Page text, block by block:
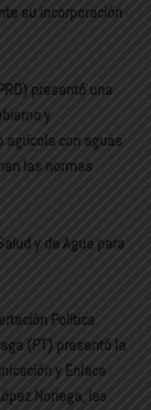
su incorporación
presentó una
y
agrícola con aguas
las normas
y de Agua para
Política
(PT) presentó la
y Enlace
Noriega, las